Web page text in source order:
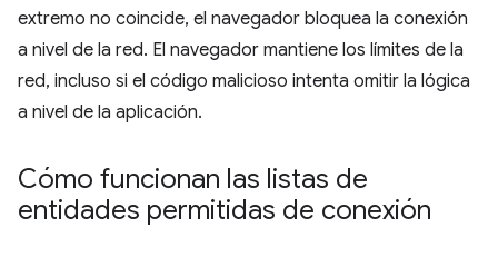
extremo no coincide, el navegador bloquea la conexión
a nivel de la red. El navegador mantiene los límites de la
red, incluso si el código malicioso intenta omitir la lógica
a nivel de la aplicación.
Cómo funcionan las listas de
entidades permitidas de conexión